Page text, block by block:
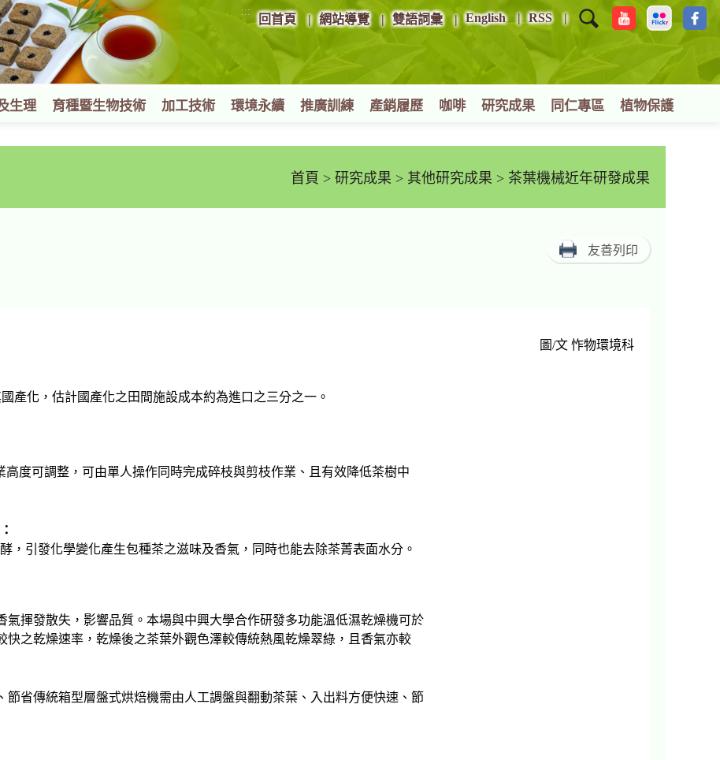
:::
回首頁 網站導覽 雙語詞彙 English RSS
生理 育種暨生物技術 加工技術 環境永續 推廣訓練 產銷履歷 咖啡 研究成果 同仁專區 植物保護
首頁 > 研究成果 > 其他研究成果 > 茶葉機械近年研發成果
友善列印
圖/文 怍物環境科
其國產化，估計國產化之田間施設成本約為進口之三分之一。
高度可調整，可由單人操作同時完成碎枝與剪枝作業、且有效降低茶樹中
，引發化學變化產生包種茶之滋味及香氣，同時也能去除茶菁表面水分。
揮發散失，影響品質。本場與中興大學合作研發多功能溫低濕乾燥機可於
之乾燥速率，乾燥後之茶葉外觀色澤較傳統熱風乾燥翠綠，且香氣亦較
節省傳統箱型層盤式烘焙機需由人工調盤與翻動茶葉、入出料方便快速、節